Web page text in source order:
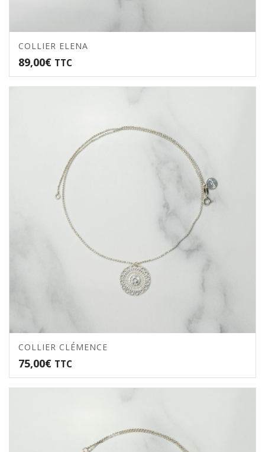
COLLIER ELENA
89,00€ TTC
COLLIER CLÉMENCE
75,00€ TTC